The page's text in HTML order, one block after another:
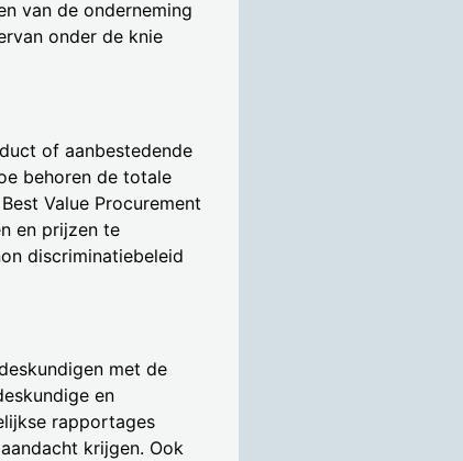
van de onderneming
onder de knie
of aanbestedende
behoren de totale
Value Procurement
en prijzen te
discriminatiebeleid
met de
en
rapportages
krijgen. Ook